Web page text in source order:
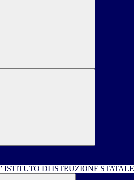
ISTITUTO DI ISTRUZIONE STATALE